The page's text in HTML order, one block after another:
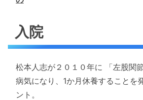
入院
松本人志が２０１０年に 「左股関
病気になり、1か月休養することを
ント。